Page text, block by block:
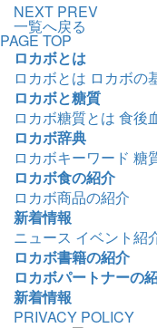
NEXT PREV
一覧へ戻る
PAGE TOP
ロカボとは
ロカボとは ロカボの
ロカボと糖質
ロカボ糖質とは 食後
ロカボ辞典
ロカボキーワード 糖
ロカボ食の紹介
ロカボ商品の紹介
新着情報
ニュース イベント紹
ロカボ書籍の紹介
ロカボパートナーの
新着情報
PRIVACY POLICY